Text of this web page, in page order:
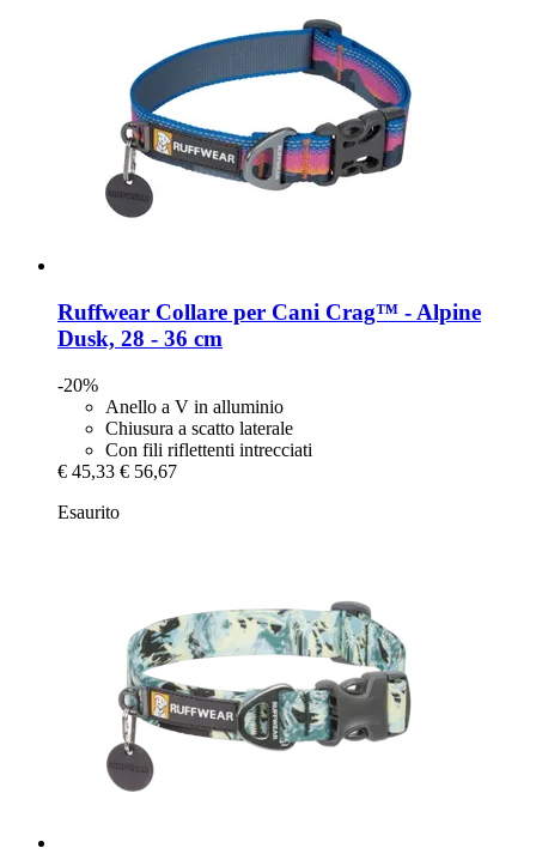
Ruffwear Collare per Cani Crag™ -​ Alpine
Dusk, 28 -​ 36 cm
-20%
Anello a V in alluminio
Chiusura a scatto laterale
Con fili riflettenti intrecciati
€ 45,33 € 56,67
Esaurito